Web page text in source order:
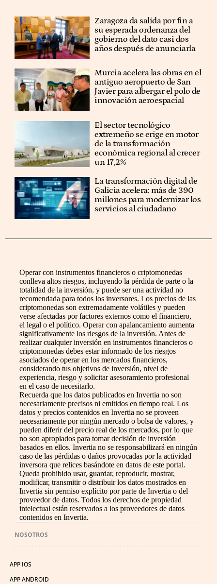
Zaragoza da salida por fin a
su esperada ordenanza del
gobierno del dato casi dos
años después de anunciarla
Murcia acelera las obras en el
antiguo aeropuerto de San
Javier para albergar el polo de
innovación aeroespacial
El sector tecnológico
extremeño se erige en motor
de la transformación
económica regional al crecer
un 17,2%
La transformación digital de
Galicia acelera: más de 390
millones para modernizar los
servicios al ciudadano
Operar con instrumentos financieros o criptomonedas
conlleva altos riesgos, incluyendo la pérdida de parte o la
totalidad de la inversión, y puede ser una actividad no
recomendada para todos los inversores. Los precios de las
criptomonedas son extremadamente volátiles y pueden
verse afectadas por factores externos como el financiero,
el legal o el político. Operar con apalancamiento aumenta
significativamente los riesgos de la inversión. Antes de
realizar cualquier inversión en instrumentos financieros o
criptomonedas debes estar informado de los riesgos
asociados de operar en los mercados financieros,
considerando tus objetivos de inversión, nivel de
experiencia, riesgo y solicitar asesoramiento profesional
en el caso de necesitarlo.
Recuerda que los datos publicados en Invertia no son
necesariamente precisos ni emitidos en tiempo real. Los
datos y precios contenidos en Invertia no se proveen
necesariamente por ningún mercado o bolsa de valores, y
pueden diferir del precio real de los mercados, por lo que
no son apropiados para tomar decisión de inversión
basados en ellos. Invertia no se responsabilizará en ningún
caso de las pérdidas o daños provocadas por la actividad
inversora que relices basándote en datos de este portal.
Queda prohibido usar, guardar, reproducir, mostrar,
modificar, transmitir o distribuir los datos mostrados en
Invertia sin permiso explícito por parte de Invertia o del
proveedor de datos. Todos los derechos de propiedad
intelectual están reservados a los proveedores de datos
contenidos en Invertia.
NOSOTROS
APP IOS
APP ANDROID